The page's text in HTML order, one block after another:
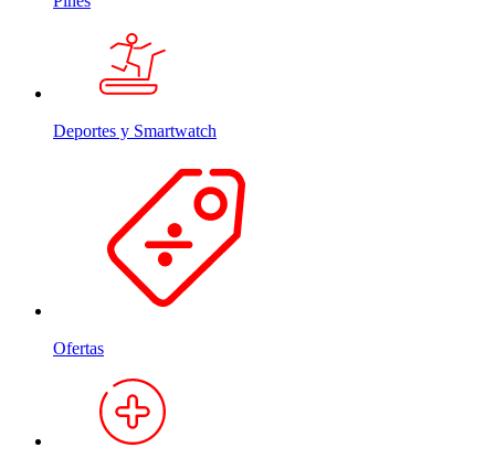
Deportes y Smartwatch
Ofertas